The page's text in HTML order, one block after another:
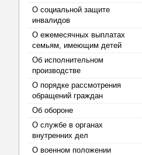
О социальной защите
инвалидов
О ежемесячных выплатах
семьям, имеющим детей
Об исполнительном
производстве
О порядке рассмотрения
обращений граждан
Об обороне
О службе в органах
внутренних дел
О военном положении